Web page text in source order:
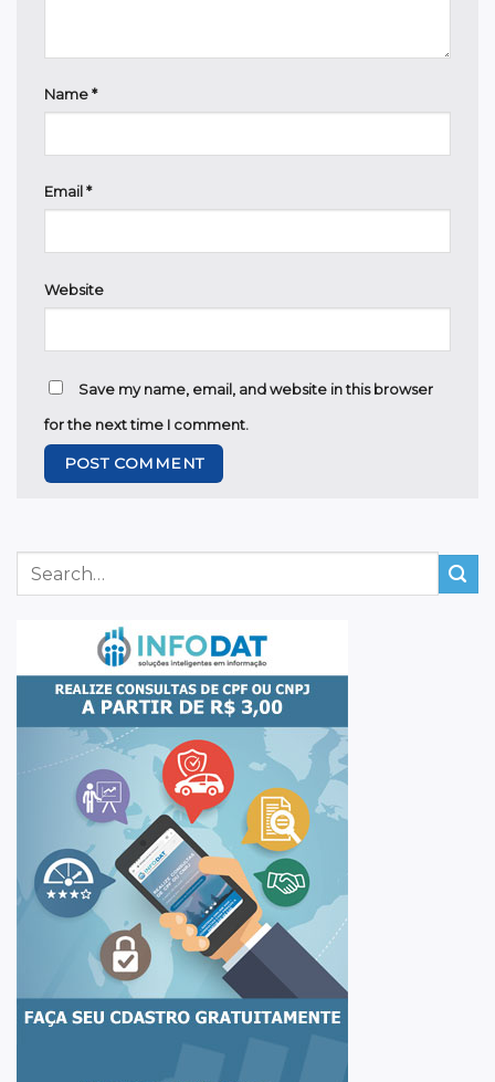
Name *
Email *
Website
Save my name, email, and website in this browser
for the next time I comment.